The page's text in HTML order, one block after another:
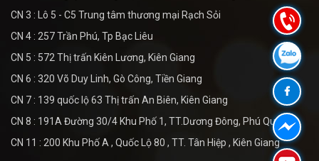
CN 3 : Lô 5 - C5 Trung tâm thương mại Rạch Sỏi
CN 4 : 257 Trần Phú, Tp Bạc Liêu
CN 5 : 572 Thị trấn Kiên Lương, Kiên Giang
CN 6 : 320 Võ Duy Linh, Gò Công, Tiền Giang
CN 7 : 139 quốc lộ 63 Thị trấn An Biên, Kiên Giang
CN 8 : 191A Đường 30/4 Khu Phố 1, TT.Dương Đông, Phú Quốc
CN 11 : 200 Khu Phố A , Quốc Lộ 80 , TT. Tân Hiệp , Kiên Giang